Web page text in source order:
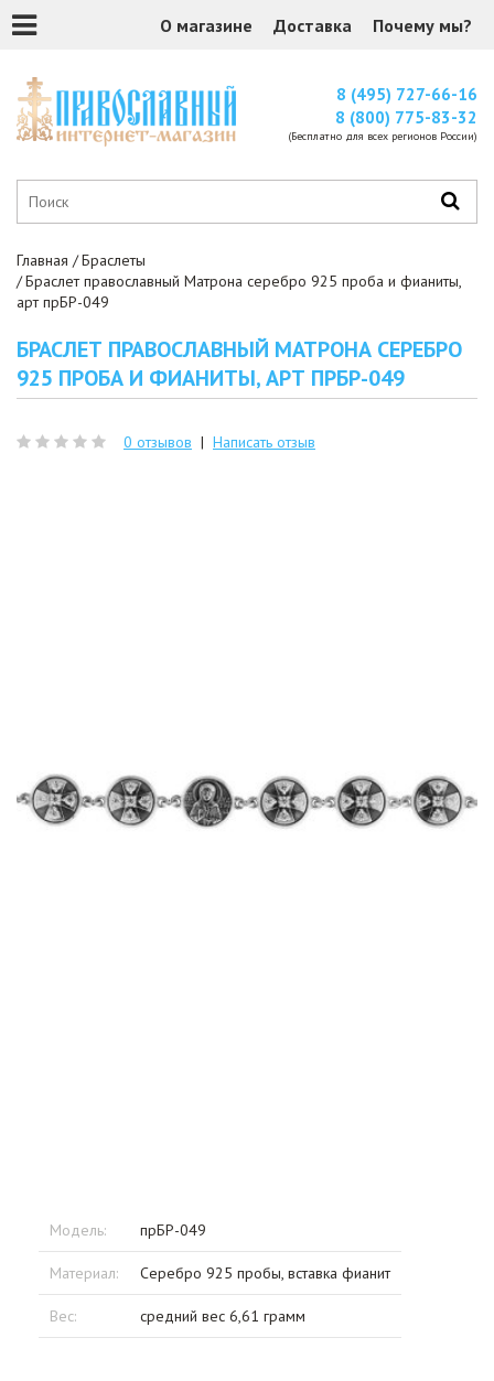
О магазине Доставка Почему мы?
8 (495) 727-66-16
8 (800) 775-83-32
(Бесплатно для всех регионов России)
Главная
Браслеты
Браслет православный Матрона серебро 925 проба и фианиты,
арт прБР-049
БРАСЛЕТ ПРАВОСЛАВНЫЙ МАТРОНА СЕРЕБРО
925 ПРОБА И ФИАНИТЫ, АРТ ПРБР-049
0 отзывов | Написать отзыв
Модель: прБР-049
Материал: Серебро 925 пробы, вставка фианит
Вес: средний вес 6,61 грамм